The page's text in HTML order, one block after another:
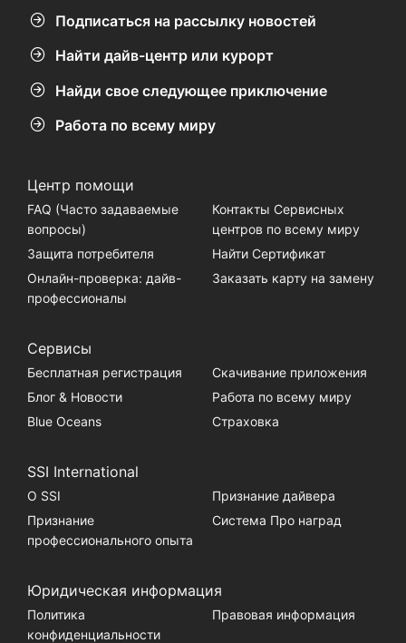
Подписаться на рассылку новостей
Найти дайв-центр или курорт
Найди свое следующее приключение
Работа по всему миру
Центр помощи
FAQ (Часто задаваемые
вопросы)
Контакты Сервисных
центров по всему миру
Защита потребителя
Найти Сертификат
Онлайн-проверка: дайв-
профессионалы
Заказать карту на замену
Сервисы
Бесплатная регистрация
Скачивание приложения
Блог & Новости
Работа по всему миру
Blue Oceans
Страховка
SSI International
О SSI
Признание дайвера
Признание
профессионального опыта
Система Про наград
Юридическая информация
Политика
конфиденциальности
Правовая информация